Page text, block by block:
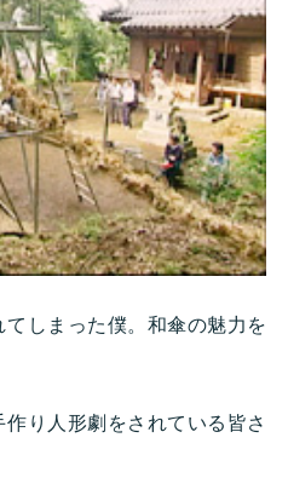
しまった僕。和傘の魅力を
り人形劇をされている皆さ